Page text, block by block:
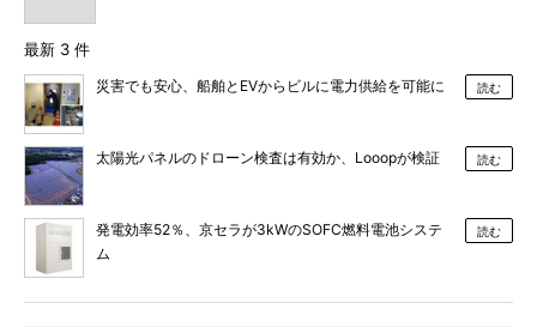
最新 3 件
災害でも安心、船舶とEVからビルに電力供給を可能に 読む
太陽光パネルのドローン検査は有効か、Looopが検証 読む
発電効率52％、京セラが3kWのSOFC燃料電池システ
ム
読む